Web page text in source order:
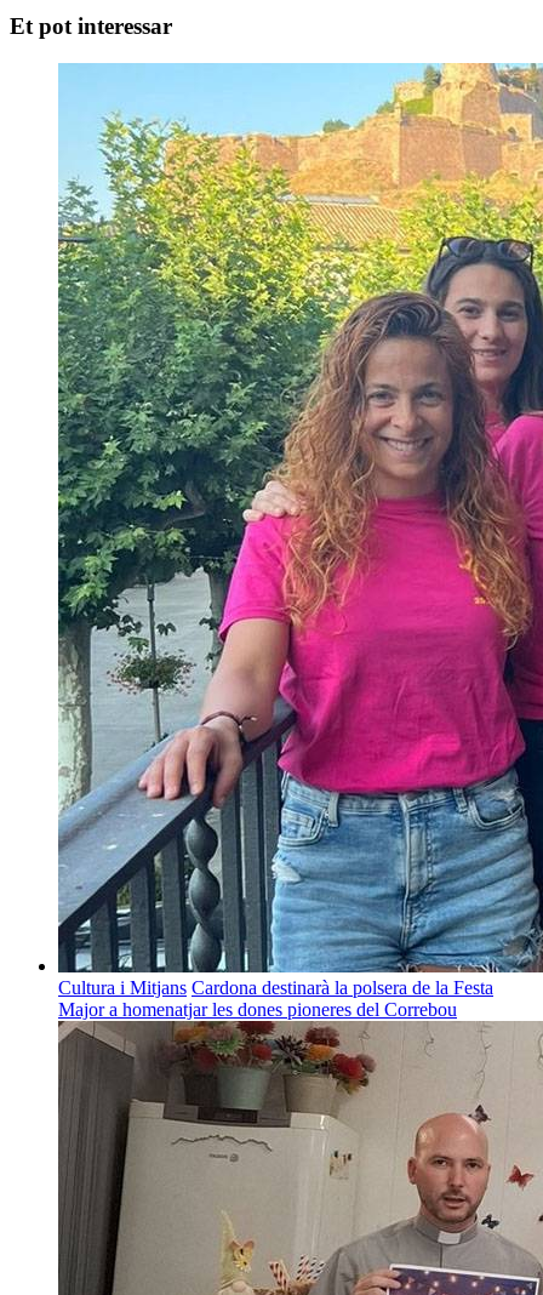
Et pot interessar
Cultura i Mitjans Cardona destinarà la polsera de la Festa
Major a homenatjar les dones pioneres del Correbou